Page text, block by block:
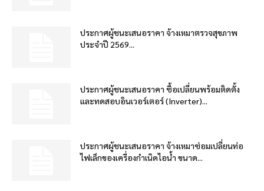
ประกาศผู้ชนะเสนอราคา จ้างเหมาตรวจสุขภาพ
ประจำปี 2569...
ประกาศผู้ชนะเสนอราคา ซื้อเปลี่ยนพร้อมติดตั้ง
และทดสอบอินเวอร์เตอร์ (Inverter)...
ประกาศผู้ชนะเสนอราคา จ้างเหมาซ่อมเปลี่ยนท่อ
ไฟเล็กของเครื่องกำเนิดไอน้ำ ขนาด...